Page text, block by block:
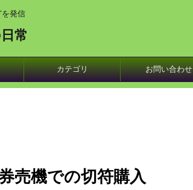
発信
常
カテゴリ お問い合わせ
売機での切符購入